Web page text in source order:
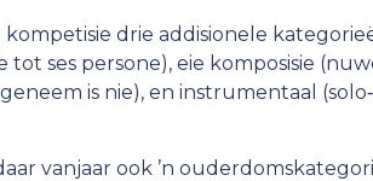
drie addisionele
tot ses persone), eie komposisie
is nie), en instrumentaal
vanjaar ook ’n